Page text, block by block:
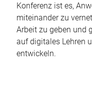
Konferenz ist es,
miteinander zu
Arbeit zu geben und
auf digitales Lehren
entwickeln.